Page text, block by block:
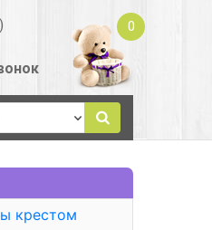
0
крестом